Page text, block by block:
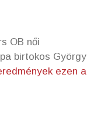
OB női
birtokos György
ezen a